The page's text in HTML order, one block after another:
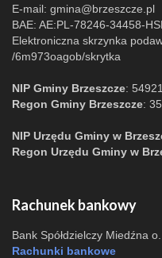
E-mail: gmina@brzeszcze.pl
BAE: AE:PL-78246-34458-
Elektroniczna skrzynka
/6m973oagob/skrytka
NIP Gminy Brzeszcze:
Regon Gminy Brzeszcze:
NIP Urzędu Gminy w
Regon Urzędu Gminy w
Rachunek bankowy
Bank Spółdzielczy Miedźna
Rachunki bankowe